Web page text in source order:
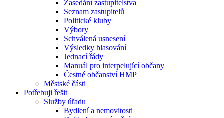
Zasedání zastupitelstva
Seznam zastupitelů
Politické kluby
Výbory
Schválená usnesení
Výsledky hlasování
Jednací řády
Manuál pro interpelující občany
Čestné občanství HMP
Městské části
Potřebuji řešit
Služby úřadu
Bydlení a nemovitosti